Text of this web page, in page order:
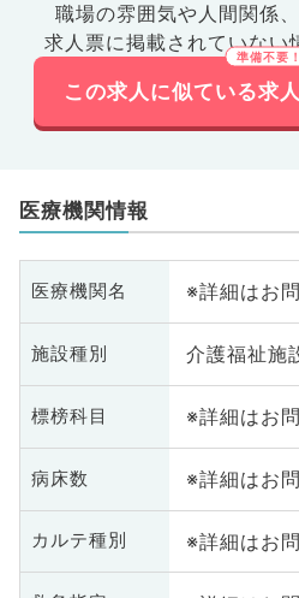
職場の雰囲気や人間関係、
求人票に掲載されていない
この求人に似ている求
医療機関情報
医療機関名 ※詳細はお
施設種別 介護福祉施
標榜科目 ※詳細はお
病床数 ※詳細はお
カルテ種別 ※詳細はお